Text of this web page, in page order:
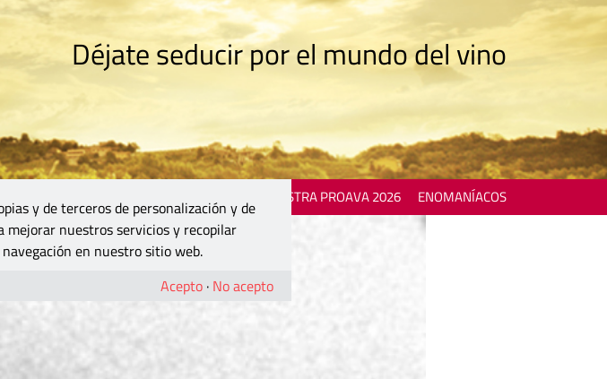
Déjate seducir por el mundo del vino
MOSTRA PROAVA 2026 ENOMANÍACOS
y de terceros de personalización y de
mejorar nuestros servicios y recopilar
en nuestro sitio web.
Acepto · No acepto